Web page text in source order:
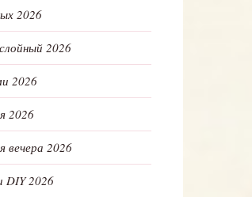
2026
2026
2026
2026
вечера 2026
DIY 2026